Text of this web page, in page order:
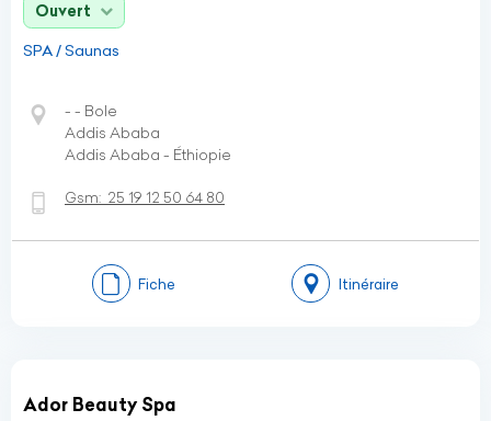
Ouvert
SPA / Saunas
- - Bole
Addis Ababa
Addis Ababa - Éthiopie
Gsm: 25 19 12 50 64 80
Fiche Itinéraire
Ador Beauty Spa